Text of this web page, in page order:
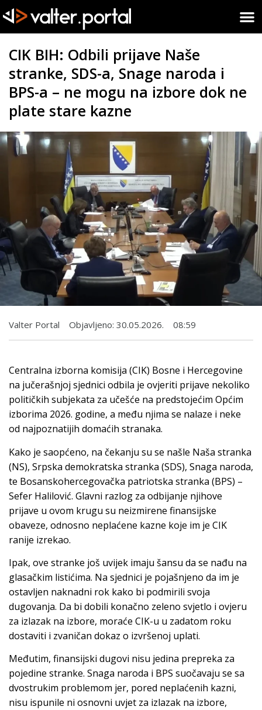
CIK BIH: Odbili prijave Naše
stranke, SDS-a, Snage naroda i
BPS-a – ne mogu na izbore dok ne
plate stare kazne
Valter Portal Objavljeno: 30.05.2026. 08:59
Centralna izborna komisija (CIK) Bosne i Hercegovine
na jučerašnjoj sjednici odbila je ovjeriti prijave nekoliko
političkih subjekata za učešće na predstojećim Općim
izborima 2026. godine, a među njima se nalaze i neke
od najpoznatijih domaćih stranaka.
Kako je saopćeno, na čekanju su se našle Naša stranka
(NS), Srpska demokratska stranka (SDS), Snaga naroda,
te Bosanskohercegovačka patriotska stranka (BPS) –
Sefer Halilović. Glavni razlog za odbijanje njihove
prijave u ovom krugu su neizmirene finansijske
obaveze, odnosno neplaćene kazne koje im je CIK
ranije izrekao.
Ipak, ove stranke još uvijek imaju šansu da se nađu na
glasačkim listićima. Na sjednici je pojašnjeno da im je
ostavljen naknadni rok kako bi podmirili svoja
dugovanja. Da bi dobili konačno zeleno svjetlo i ovjeru
za izlazak na izbore, moraće CIK-u u zadatom roku
dostaviti i zvaničan dokaz o izvršenoj uplati.
Međutim, finansijski dugovi nisu jedina prepreka za
pojedine stranke. Snaga naroda i BPS suočavaju se sa
dvostrukim problemom jer, pored neplaćenih kazni,
nisu ispunile ni osnovni uvjet za izlazak na izbore,